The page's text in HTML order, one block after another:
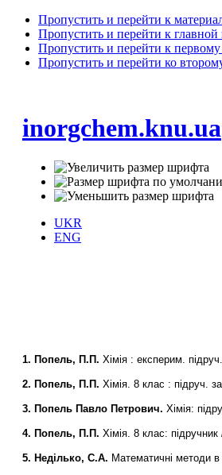
Пропустить и перейти к
Пропустить и перейти к главной
Пропустить и перейти к
Пропустить и перейти ко
inorgchem.knu.ua
UKR
ENG
1. Попель, П.П. Хімія : експерим.
2. Попель, П.П. Хімія. 8 клас : підруч.
3. Попель Павло Петрович. Хімія:
4. Попель, П.П. Хімія. 8 клас:
5. Неділько, С.А. Математичні методи в